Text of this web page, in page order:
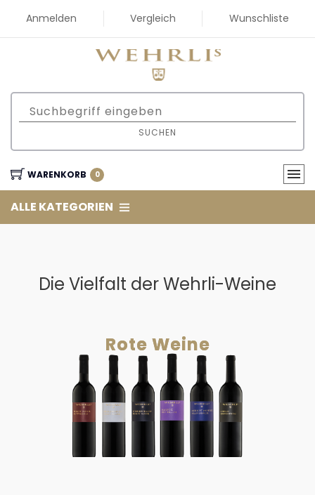
Anmelden Vergleich Wunschliste
SUCHEN
WARENKORB 0
ALLE KATEGORIEN
Die Vielfalt der Wehrli-Weine
Rote Weine